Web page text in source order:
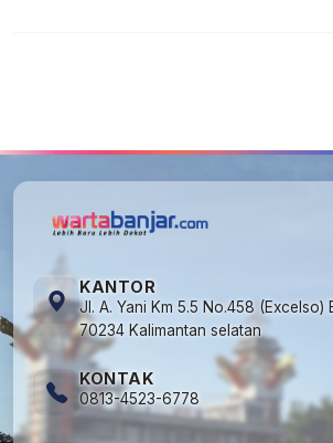
KANTOR
Jl. A. Yani Km 5.5 No.458 (Excelso)
70234 Kalimantan selatan
KONTAK
0813-4523-6778